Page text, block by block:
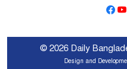
© 2026 Daily
Design and